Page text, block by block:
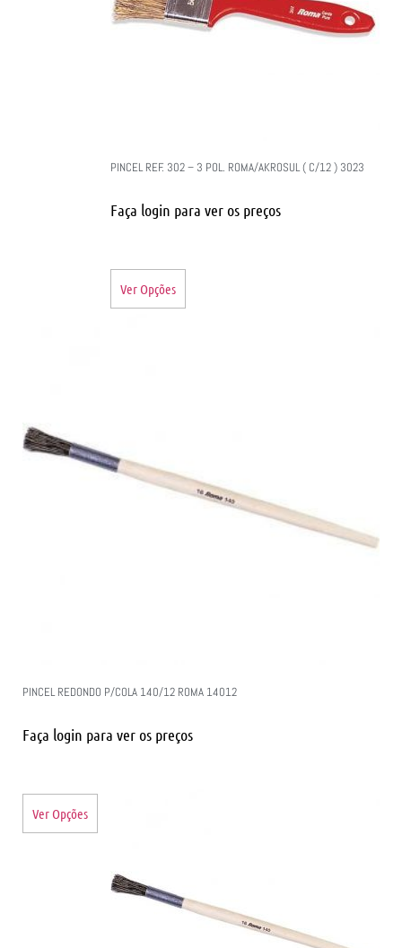
PINCEL REF. 302 – 3 POL. ROMA/AKROSUL ( C/12 ) 3023
Faça login para ver os preços
Ver Opções
PINCEL REDONDO P/COLA 140/12 ROMA 14012
Faça login para ver os preços
Ver Opções